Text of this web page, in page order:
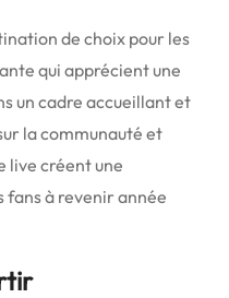
de choix pour les
qui apprécient une
un cadre accueillant et
la communauté et
live créent une
fans à revenir année